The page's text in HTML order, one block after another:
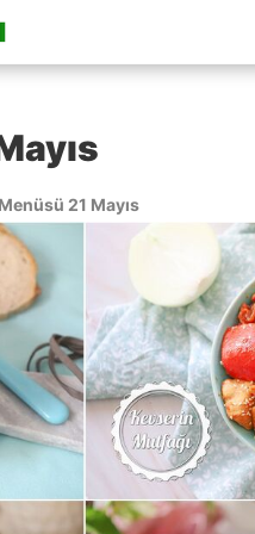
21 Mayıs